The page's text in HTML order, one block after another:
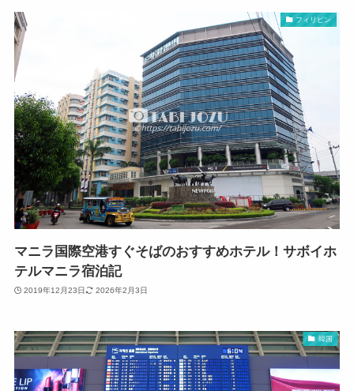
フィリピン
マニラ国際空港すぐそばのおすすめホテル！サボイホ
テルマニラ宿泊記
2019年12月23日 2026年2月3日
韓国